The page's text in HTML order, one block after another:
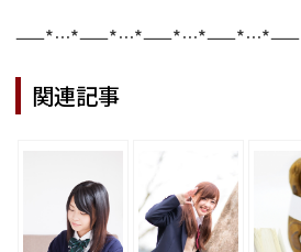
——*…*——*…*——*…*——*…*——
関連記事